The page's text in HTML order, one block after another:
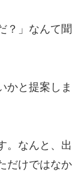
？」なんて聞
かと提案しま
。なんと、出
だけではなか